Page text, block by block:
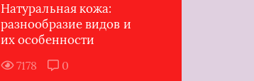
Натуральная кожа:
разнообразие видов и
их особенности
7178 0